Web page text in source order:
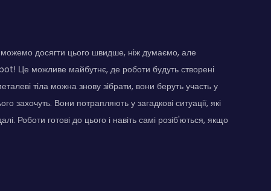
досягти цього швидше, ніж думаємо, але
Це можливе майбутнє, де роботи будуть створені
тіла можна знову зібрати, вони беруть участь у
захочуть. Вони потрапляють у загадкові ситуації, які
Роботи готові до цього і навіть самі розіб'ються, якщо